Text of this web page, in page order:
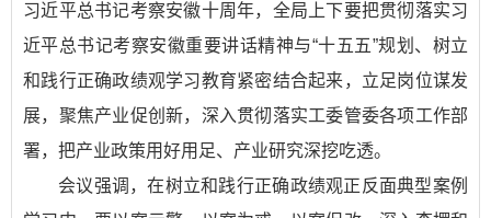
习近平总书记考察安徽十周年，全局上下要把贯彻落实习
近平总书记考察安徽重要讲话精神与“十五五”规划、树立
和践行正确政绩观学习教育紧密结合起来，立足岗位谋发
展，聚焦产业促创新，深入贯彻落实工委管委各项工作部
署，把产业政策用好用足、产业研究深挖吃透。
会议强调，在树立和践行正确政绩观正反面典型案例